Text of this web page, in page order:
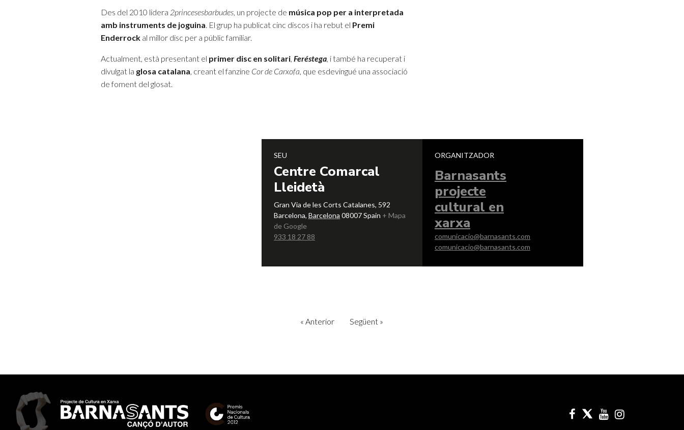
Des del 2010 lidera 2princesesbarbudes , un projecte de música pop per a interpretada
amb instruments de joguina . El grup ha publicat cinc discos i ha rebut el Premi
Enderrock al millor disc per a públic familiar.
Actualment, està presentant el primer disc en solitari Feréstega i també ha recuperat i
divulgat la glosa catalana , creant el fanzine Cor de Carxofa , que esdevingué una associació
de foment del glosat.
SEU
Centre Comarcal
Lleidetà
Gran Via de les Corts Catalanes, 592
Barcelona, Barcelona 08007Spain + Mapa
de Google
933 18 27 88
ORGANITZADOR
Barnasants
projecte
cultural en
xarxa
comunicacio@barnasants.com
comunicacio@barnasants.com
« Anterior Següent »